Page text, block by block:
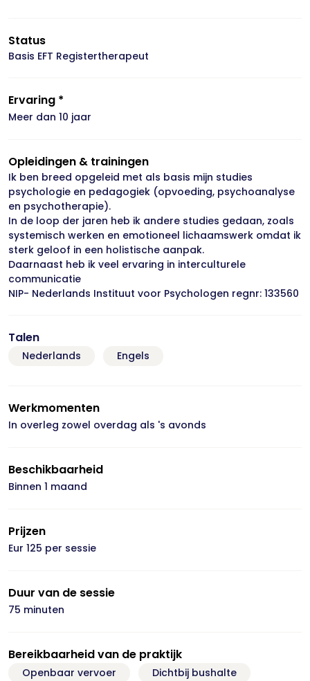
Status
Basis EFT Registertherapeut
Ervaring *
Meer dan 10 jaar
Opleidingen & trainingen
Ik ben breed opgeleid met als basis mijn studies
psychologie en pedagogiek (opvoeding, psychoanalyse
en psychotherapie).
In de loop der jaren heb ik andere studies gedaan, zoals
systemisch werken en emotioneel lichaamswerk omdat ik
sterk geloof in een holistische aanpak.
Daarnaast heb ik veel ervaring in interculturele
communicatie
NIP- Nederlands Instituut voor Psychologen regnr: 133560
Talen
Nederlands Engels
Werkmomenten
In overleg zowel overdag als 's avonds
Beschikbaarheid
Binnen 1 maand
Prijzen
Eur 125 per sessie
Duur van de sessie
75 minuten
Bereikbaarheid van de praktijk
Openbaar vervoer
Dichtbij bushalte